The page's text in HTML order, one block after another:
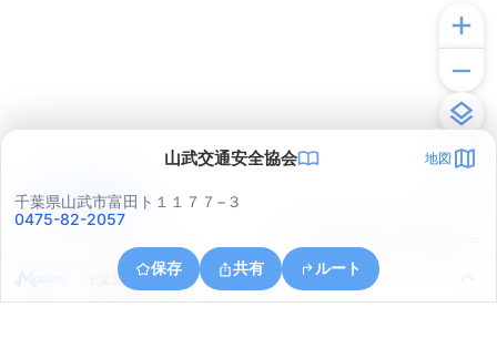
山武交通安全協会 地図
千葉県山武市富田ト１１７７−３
0475-82-2057
保存 共有 ルート
千葉県山武市殿台
アプリで見る